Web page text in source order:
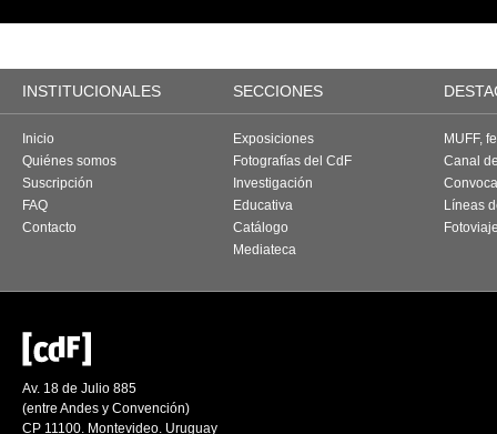
INSTITUCIONALES SECCIONES
Inicio
Quiénes somos
Suscripción
FAQ
Contacto
Exposiciones
Fotografías del CdF
Investigación
Educativa
Catálogo
Mediateca
MUFF,
Canal
Líneas
Av. 18 de Julio 885
(entre Andes y Convención)
CP 11100. Montevideo. Uruguay